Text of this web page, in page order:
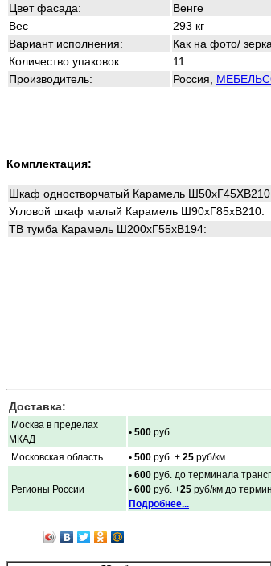
Цвет фасада:
Венге
Вес
293 кг
Вариант исполнения:
Как на фото/
Количество упаковок:
11
Производитель:
Россия,
Комплектация:
Шкаф одностворчатый Карамель
Угловой шкаф малый Карамель Ш90хГ85хВ210:
ТВ тумба Карамель Ш200хГ55хВ194:
Доставка:
Москва в пределах
МКАД
• 500 руб.
Московская область • 500 руб. + 25 руб/км
Регионы России
• 600 руб. до терминала
• 600 руб. +25 руб/км до
Подробнее...